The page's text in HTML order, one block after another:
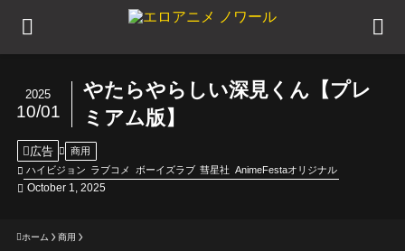
やたらやらしい深見くん【プレ
ミアム版】
2025
10/01
広告
商用
ハイビジョン ラブコメ ボーイズラブ 彗星社 AnimeFestaオリジナル
October 1, 2025
ホーム 商用